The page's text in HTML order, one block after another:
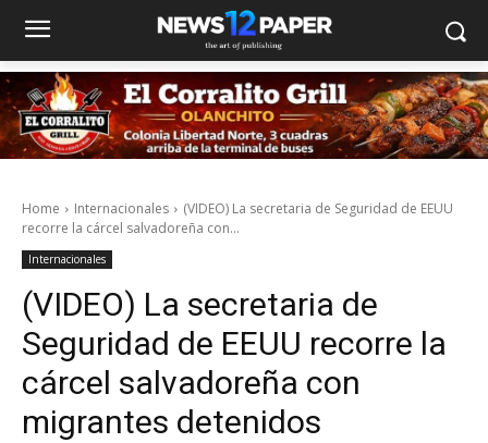
Home Internacionales
(VIDEO) La secretaria de Seguridad de EEUU
recorre la cárcel salvadoreña con...
Internacionales
(VIDEO) La secretaria de
Seguridad de EEUU recorre la
cárcel salvadoreña con
migrantes detenidos